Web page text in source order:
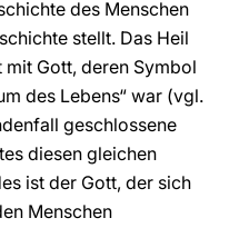
des Menschen
stellt. Das Heil
Gott, deren Symbol
des Lebens“ war (vgl.
geschlossene
diesen gleichen
ist der Gott, der sich
Menschen